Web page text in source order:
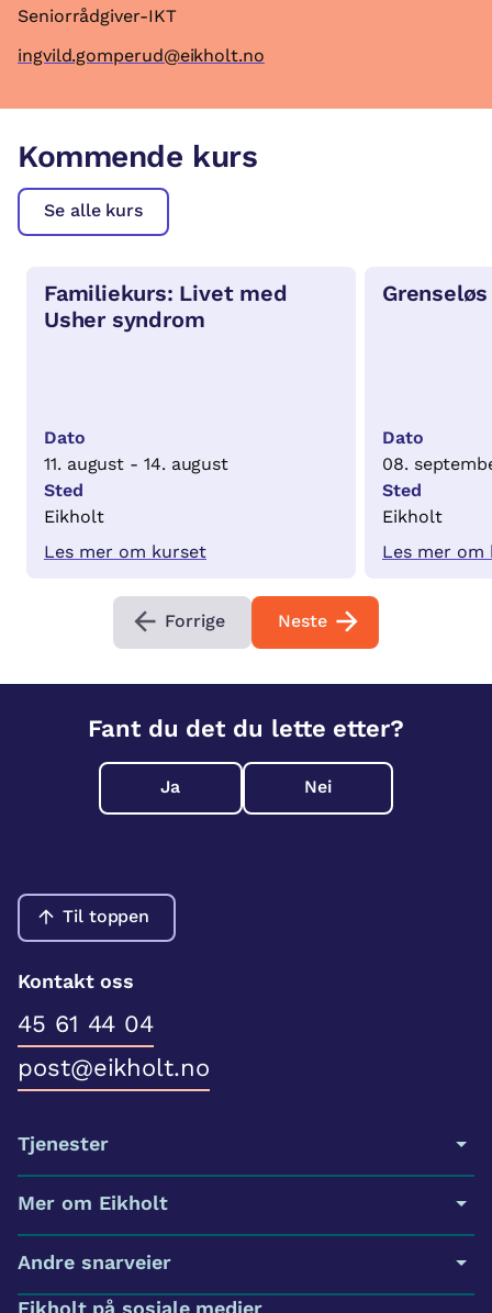
Seniorrådgiver-IKT
ingvild.gomperud@eikholt.no
Kommende kurs
Se alle kurs
Familiekurs: Livet med
Usher syndrom
Dato
11. august - 14. august
Sted
Eikholt
Les mer om kurset
Dato
08.
Sted
Eikholt
Les mer om
Forrige Neste
Fant du det du lette etter?
Ja Nei
Til toppen
Kontakt oss
45 61 44 04
post@eikholt.no
Tjenester
Mer om Eikholt
Andre snarveier
Eikholt på sosiale medier